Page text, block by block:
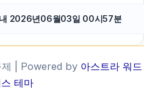
내 2026년06월03일 00시57분
| Powered by 아스트라 워드
테마